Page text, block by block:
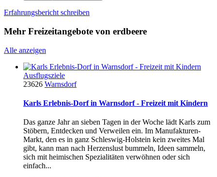
Erfahrungsbericht schreiben
Mehr Freizeitangebote von erdbeere
Alle anzeigen
Ausflugsziele
23626 Warnsdorf
Karls Erlebnis-Dorf in Warnsdorf - Freizeit mit Kindern
Das ganze Jahr an sieben Tagen in der Woche lädt Karls zum
Stöbern, Entdecken und Verweilen ein. Im Manufakturen-
Markt, den es in ganz Schleswig-Holstein kein zweites Mal
gibt, kann man nach Herzenslust bummeln, Ideen sammeln,
sich mit heimischen Spezialitäten verwöhnen oder sich
einfach...